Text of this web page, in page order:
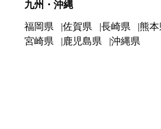
九州・沖縄
福岡県 佐賀県 長崎県 熊本
宮崎県
鹿児島県 沖縄県